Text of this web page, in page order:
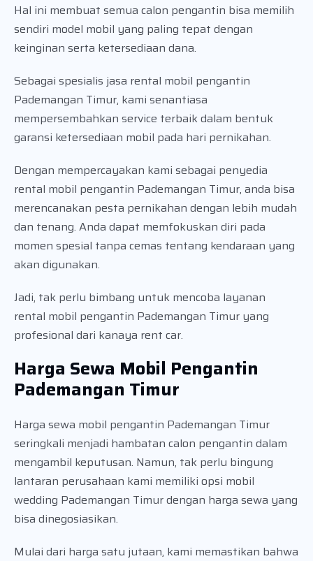
Hal ini membuat semua calon pengantin bisa memilih
sendiri model mobil yang paling tepat dengan
keinginan serta ketersediaan dana.
Sebagai spesialis jasa rental mobil pengantin
Pademangan Timur, kami senantiasa
mempersembahkan service terbaik dalam bentuk
garansi ketersediaan mobil pada hari pernikahan.
Dengan mempercayakan kami sebagai penyedia
rental mobil pengantin Pademangan Timur, anda bisa
merencanakan pesta pernikahan dengan lebih mudah
dan tenang. Anda dapat memfokuskan diri pada
momen spesial tanpa cemas tentang kendaraan yang
akan digunakan.
Jadi, tak perlu bimbang untuk mencoba layanan
rental mobil pengantin Pademangan Timur yang
profesional dari kanaya rent car.
Harga Sewa Mobil Pengantin
Pademangan Timur
Harga sewa mobil pengantin Pademangan Timur
seringkali menjadi hambatan calon pengantin dalam
mengambil keputusan. Namun, tak perlu bingung
lantaran perusahaan kami memiliki opsi mobil
wedding Pademangan Timur dengan harga sewa yang
bisa dinegosiasikan.
Mulai dari harga satu jutaan, kami memastikan bahwa